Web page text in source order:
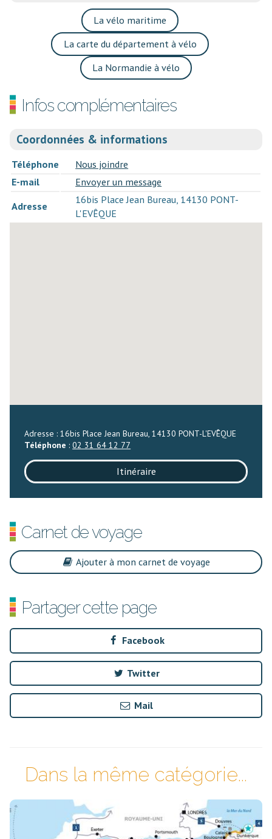
La vélo maritime
La carte du département à vélo
La Normandie à vélo
Infos complémentaires
Coordonnées & informations
Téléphone
Nous joindre
E-mail
Envoyer un message
Adresse
16bis Place Jean Bureau, 14130 PONT-
L'EVÊQUE
Adresse : 16bis Place Jean Bureau, 14130 PONT-L'EVÊQUE
Téléphone :02 31 64 12 77
Itinéraire
Carnet de voyage
Ajouter à mon carnet de voyage
Partager cette page
Facebook
Twitter
Mail
Dans la même catégorie...